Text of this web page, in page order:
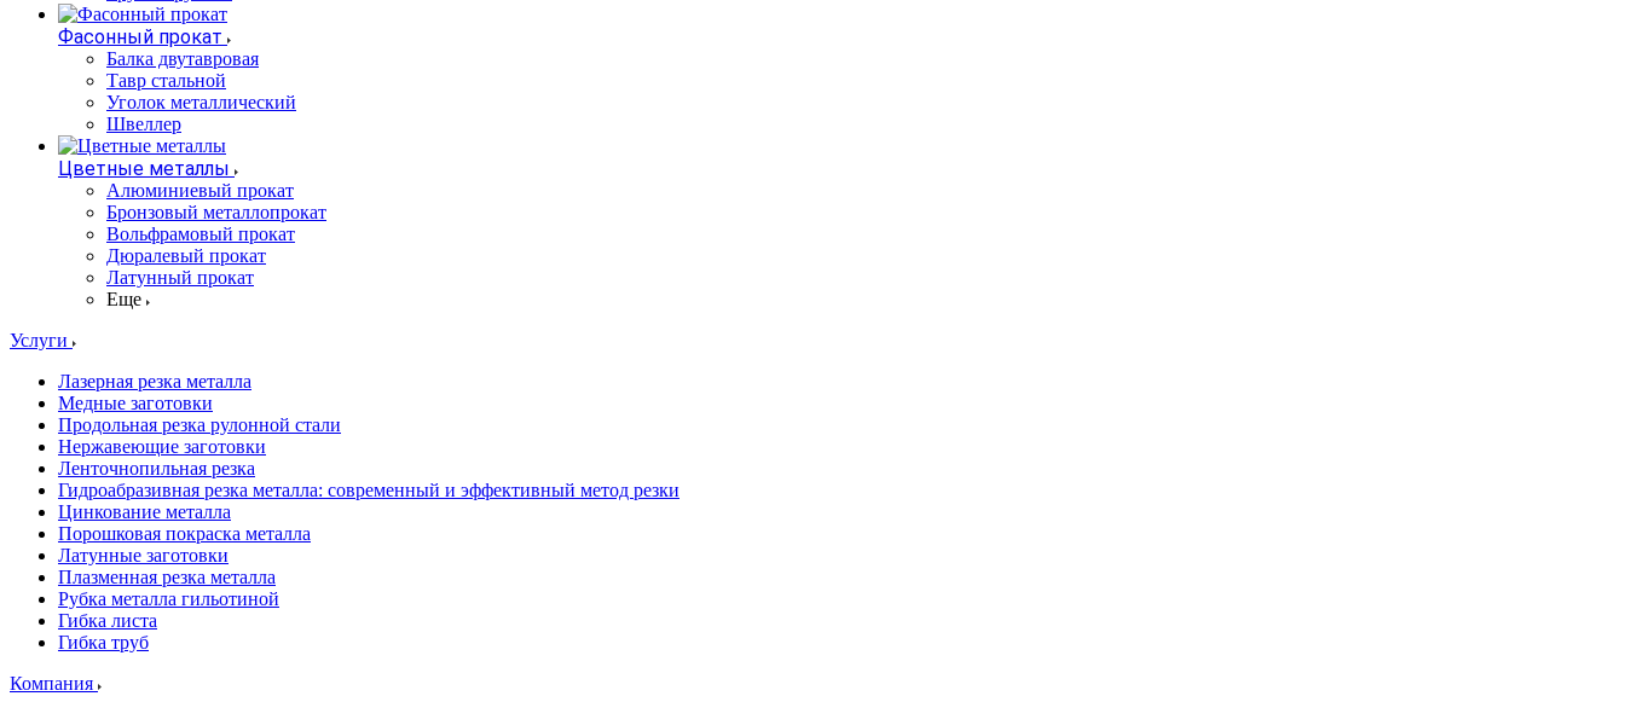
Фасонный прокат
Балка двутавровая
Тавр стальной
Уголок металлический
Швеллер
Цветные металлы
Алюминиевый прокат
Бронзовый металлопрокат
Вольфрамовый прокат
Дюралевый прокат
Латунный прокат
Еще
Услуги
Лазерная резка металла
Медные заготовки
Продольная резка рулонной стали
Нержавеющие заготовки
Ленточнопильная резка
Гидроабразивная резка металла: современный и эффективный метод резки
Цинкование металла
Порошковая покраска металла
Латунные заготовки
Плазменная резка металла
Рубка металла гильотиной
Гибка листа
Гибка труб
Компания